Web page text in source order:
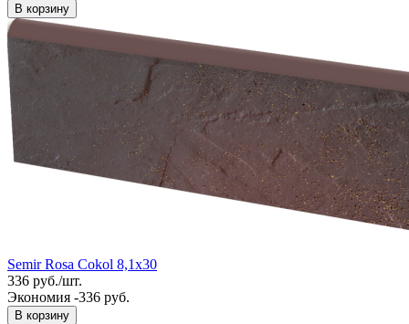
В корзину
Semir Rosa Cokol 8,1x30
336 руб./шт.
Экономия -336 руб.
В корзину